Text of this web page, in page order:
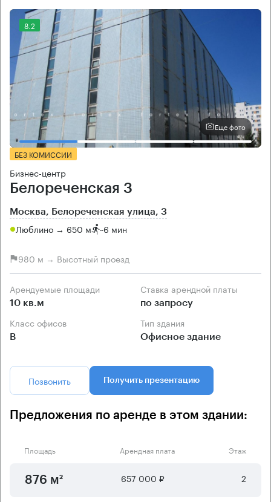
8.2
Еще фото
БЕЗ КОМИССИИ
Бизнес-центр
Белореченская 3
Москва, Белореченская улица, 3
Люблино → 650 м ~6 мин
980 м → Высотный проезд
Арендуемые площади
10 кв.м
Ставка арендной платы
по запросу
Класс офисов
B
Тип здания
Офисное здание
Позвонить Получить презентацию
Предложения по аренде в этом здании:
Площадь Арендная плата Этаж
876 м² 657 000 ₽ 2